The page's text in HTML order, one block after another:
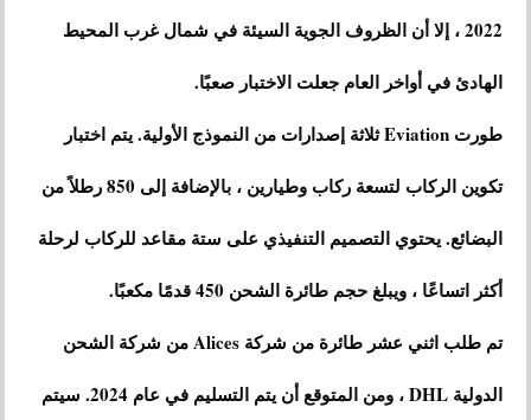
2022 ، إلا أن الظروف الجوية السيئة في شمال غرب المحيط
الهادئ في أواخر العام جعلت الاختبار صعبًا.
طورت Eviation ثلاثة إصدارات من النموذج الأولية. يتم اختبار
تكوين الركاب لتسعة ركاب وطيارين ، بالإضافة إلى 850 رطلاً من
البضائع. يحتوي التصميم التنفيذي على ستة مقاعد للركاب لرحلة
أكثر اتساعًا ، ويبلغ حجم طائرة الشحن 450 قدمًا مكعبًا.
تم طلب اثني عشر طائرة من شركة Alices من شركة الشحن
الدولية DHL ، ومن المتوقع أن يتم التسليم في عام 2024. سيتم